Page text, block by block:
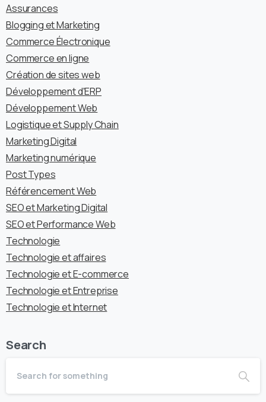
Assurances
Blogging et Marketing
Commerce Électronique
Commerce en ligne
Création de sites web
Développement d'ERP
Développement Web
Logistique et Supply Chain
Marketing Digital
Marketing numérique
Post Types
Référencement Web
SEO et Marketing Digital
SEO et Performance Web
Technologie
Technologie et affaires
Technologie et E-commerce
Technologie et Entreprise
Technologie et Internet
Search